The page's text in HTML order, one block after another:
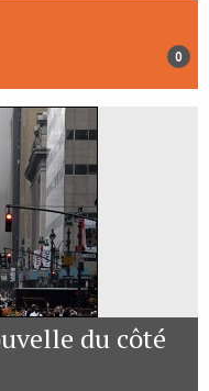
0
du côté